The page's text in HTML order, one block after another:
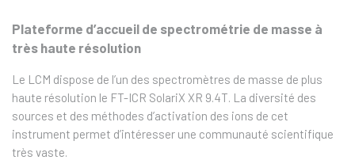
Plateforme d’accueil de spectrométrie de masse à
très haute résolution
Le LCM dispose de l’un des spectromètres de masse de plus
haute résolution le FT-ICR SolariX XR 9.4T. La diversité des
sources et des méthodes d’activation des ions de cet
instrument permet d’intéresser une communauté scientifique
très vaste.